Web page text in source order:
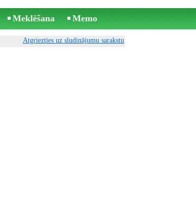
Meklēšana Memo
Atgriezties uz sludinājumu sarakstu